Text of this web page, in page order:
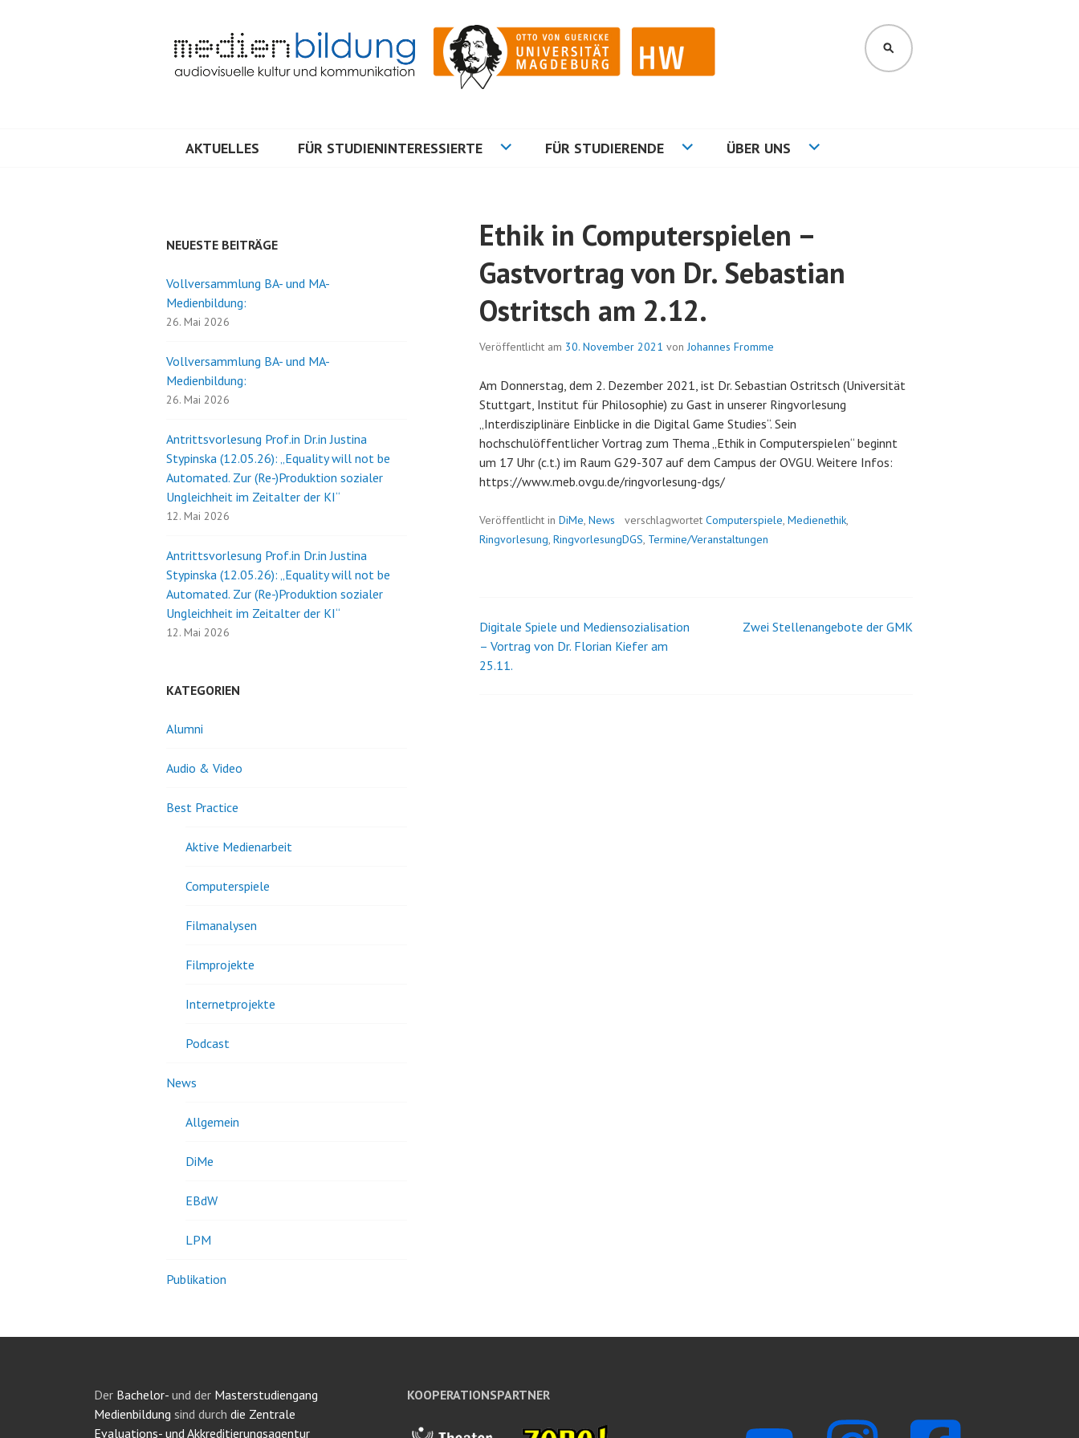
MEDIENBILDUNG
SUCHEN
AKTUELLES FÜR STUDIENINTERESSIERTE FÜR STUDIERENDE ÜBER UNS
Ethik in Computerspielen –
Gastvortrag von Dr. Sebastian
Ostritsch am 2.12.
Veröffentlicht am 30. November 2021 vonJohannes Fromme
Am Donnerstag, dem 2. Dezember 2021, ist Dr. Sebastian Ostritsch (Universität
Stuttgart, Institut für Philosophie) zu Gast in unserer Ringvorlesung
„Interdisziplinäre Einblicke in die Digital Game Studies“. Sein
hochschulöffentlicher Vortrag zum Thema „Ethik in Computerspielen“ beginnt
um 17 Uhr (c.t.) im Raum G29-307 auf dem Campus der OVGU. Weitere Infos:
https://www.meb.ovgu.de/ringvorlesung-dgs/
Veröffentlicht in DiMe, News verschlagwortet Computerspiele, Medienethik,
Ringvorlesung, RingvorlesungDGS, Termine/Veranstaltungen
Beitrags-
Navigation
Digitale Spiele und Mediensozialisation
– Vortrag von Dr. Florian Kiefer am
25.11.
Zwei Stellenangebote der GMK
NEUESTE BEITRÄGE
Vollversammlung BA- und MA-
Medienbildung:
26. Mai 2026
Vollversammlung BA- und MA-
Medienbildung:
26. Mai 2026
Antrittsvorlesung Prof.in Dr.in Justina
Stypinska (12.05.26): „Equality will not be
Automated. Zur (Re-)Produktion sozialer
Ungleichheit im Zeitalter der KI“
12. Mai 2026
Antrittsvorlesung Prof.in Dr.in Justina
Stypinska (12.05.26): „Equality will not be
Automated. Zur (Re-)Produktion sozialer
Ungleichheit im Zeitalter der KI“
12. Mai 2026
KATEGORIEN
Alumni
Audio & Video
Best Practice
Aktive Medienarbeit
Computerspiele
Filmanalysen
Filmprojekte
Internetprojekte
Podcast
News
Allgemein
DiMe
EBdW
LPM
Publikation
Der Bachelor- und der Masterstudiengang
Medienbildung sind durch die Zentrale
Evaluations- und Akkreditierungsagentur
KOOPERATIONSPARTNER